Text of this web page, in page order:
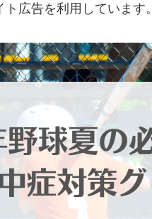
広告を利用しています。